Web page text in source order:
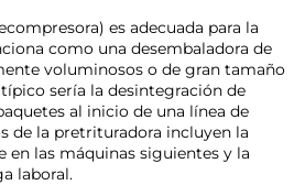
es adecuada para la
como una desembaladora de
voluminosos o de gran tamaño
sería la desintegración de
al inicio de una línea de
de la pretrituradora incluyen la
en las máquinas siguientes y la
laboral.